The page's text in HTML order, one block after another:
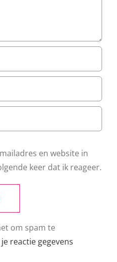
en website in
keer dat ik reageer.
om spam te
reactie gegevens